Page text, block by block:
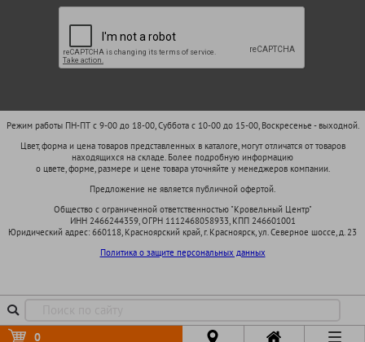
0
Режим работы ПН-ПТ с 9-00 до 18-00, Суббота с 10-00 до 15-00, Воскресенье - выходной.
Цвет, форма и цена товаров представленных в каталоге, могут отличатся от товаров
находящихся на складе. Более подробную информацию
о цвете, форме, размере и цене товара уточняйте у менеджеров компании.
Предложение не является публичной офертой.
Общество с ограниченной ответственностью "Кровельный Центр"
ИНН 2466244359, ОГРН 1112468058933, КПП 246601001
Юридический адрес: 660118, Красноярский край, г. Красноярск, ул. Северное шоссе, д. 23
Политика о защите персональных данных